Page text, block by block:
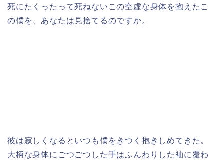
死にたくったって死ねないこの空虚な身体を抱えたこ
の僕を、あなたは見捨てるのですか。
彼は寂しくなるといつも僕をきつく抱きしめてきた。
大柄な身体にごつごつした手はふんわりした袖に覆わ